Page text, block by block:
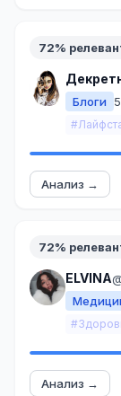
72%
Блоги
Анализ →
72%
ELVINA
Анализ →